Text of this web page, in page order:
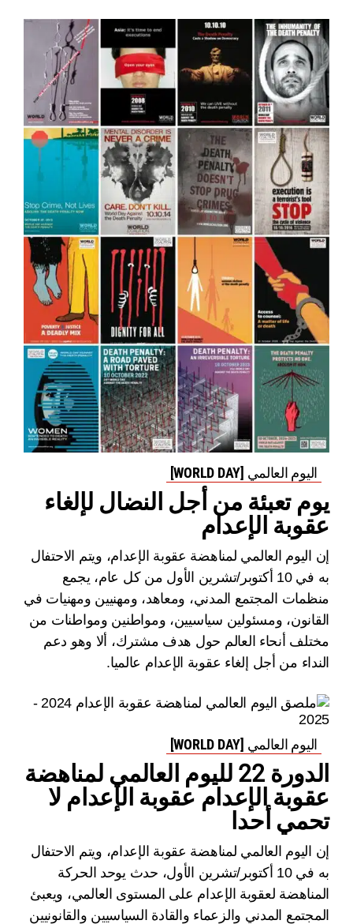
اليوم العالمي [WORLD DAY]
يوم تعبئة من أجل النضال لإلغاء
عقوبة الإعدام
إن اليوم العالمي لمناهضة عقوبة الإعدام، ويتم الاحتفال
به في 10 أكتوبر/تشرين الأول من كل عام، يجمع
منظمات المجتمع المدني، ومعاهد، ومهنيين ومهنيات في
القانون، ومسئولين سياسيين، ومواطنين ومواطنات من
مختلف أنحاء العالم حول هدف مشترك، ألا وهو دعم
النداء من أجل إلغاء عقوبة الإعدام عالميا.
اليوم العالمي [WORLD DAY]
الدورة 22 لليوم العالمي لمناهضة
عقوبة الإعدام عقوبة الإعدام لا
تحمي أحدا
إن اليوم العالمي لمناهضة عقوبة الإعدام، ويتم الاحتفال
به في 10 أكتوبر/تشرين الأول، حدث يوحد الحركة
المناهضة لعقوبة الإعدام على المستوى العالمي، ويعبئ
المجتمع المدني والزعماء والقادة السياسيين والقانونيين